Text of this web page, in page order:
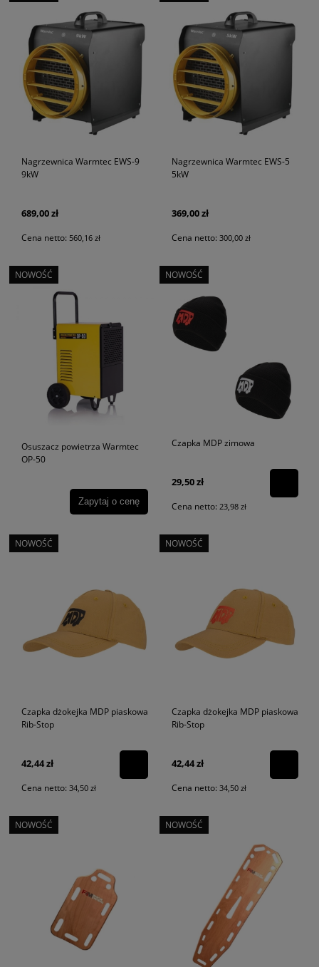
Nagrzewnica Warmtec EWS-9
9kW
689,00 zł
Cena netto: 560,16 zł
Nagrzewnica Warmtec EWS-5
5kW
369,00 zł
Cena netto: 300,00 zł
Osuszacz powietrza Warmtec
OP-50
Zapytaj o cenę
NOWOŚĆ
Czapka MDP zimowa
29,50 zł
Cena netto: 23,98 zł
NOWOŚĆ
Czapka dżokejka MDP piaskowa
Rib-Stop
42,44 zł
Cena netto: 34,50 zł
NOWOŚĆ
Czapka dżokejka MDP piaskowa
Rib-Stop
42,44 zł
Cena netto: 34,50 zł
NOWOŚĆ
NOWOŚĆ NOWOŚĆ